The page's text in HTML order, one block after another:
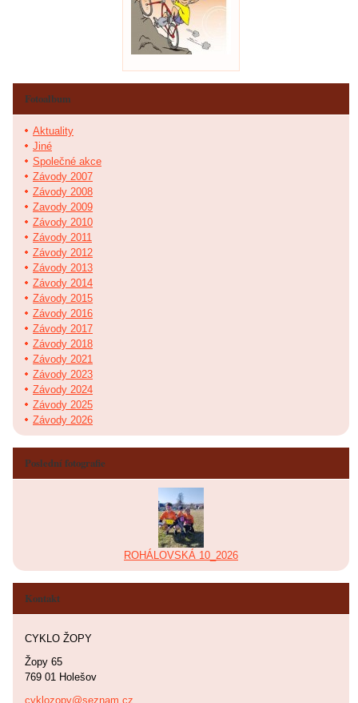
Fotoalbum
Aktuality
Jiné
Společné akce
Závody 2007
Závody 2008
Zavody 2009
Závody 2010
Závody 2011
Závody 2012
Závody 2013
Závody 2014
Závody 2015
Závody 2016
Závody 2017
Závody 2018
Závody 2021
Závody 2023
Závody 2024
Závody 2025
Závody 2026
Poslední fotografie
ROHÁLOVSKÁ 10_2026
Kontakt
CYKLO ŽOPY
Žopy 65
769 01 Holešov
cyklozopy@seznam.cz